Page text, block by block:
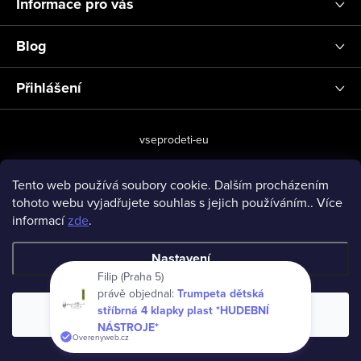
Tento web používá soubory cookie. Dalším procházením
tohoto webu vyjadřujete souhlas s jejich používáním.. Více
informacízde.
Nastavení
Souhlasím
Blog
Přihlášení
vseprodeti-eu
Copyright 2026www.vseprodeti.eu. Všechna práva vyhrazena.
Filip (Praha 5)
právě objednal:Trumpeta dětská
stříbrná 4 klapky plast *HUDEBNÍ
NÁSTROJE*
Overenyweb.cz